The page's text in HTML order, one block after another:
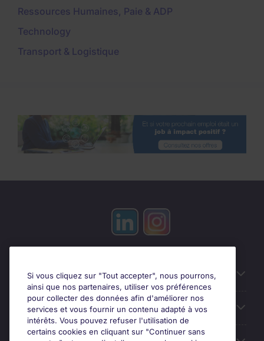
Ressources Humaines, Paie & ADP
Technology
Transport & Logistique
Candidats
Entreprises
Si vous cliquez sur "Tout accepter", nous pourrons,
ainsi que nos partenaires, utiliser vos préférences
pour collecter des données afin d'améliorer nos
services et vous fournir un contenu adapté à vos
intérêts. Vous pouvez refuser l'utilisation de
certains cookies en cliquant sur "Continuer sans